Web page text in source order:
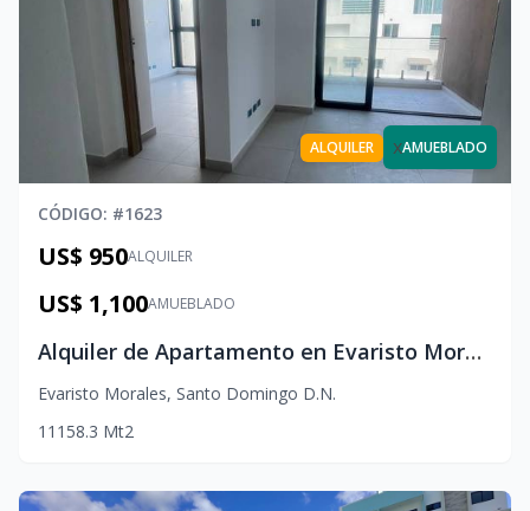
ALQUILER xAMUEBLADO
CÓDIGO: #1623
ALQUILER
US$ 950
AMUEBLADO
US$ 1,100
Alquiler de Apartamento en Evaristo Morales | Línea Blanca
Evaristo Morales, Santo Domingo D.N.
1 1 1 58.3 Mt2